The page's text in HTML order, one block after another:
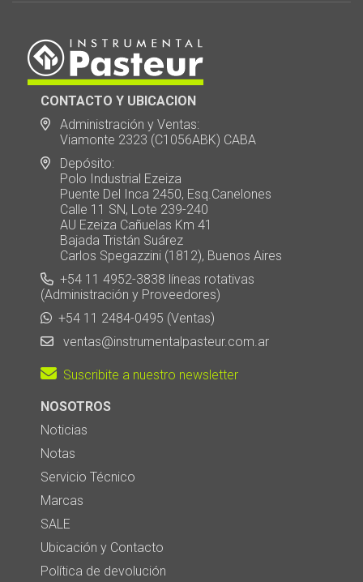
CONTACTO Y UBICACION
Administración y Ventas:
Viamonte 2323 (C1056ABK) CABA
Depósito:
Polo Industrial Ezeiza
Puente Del Inca 2450, Esq.Canelones
Calle 11 SN, Lote 239-240
AU Ezeiza Cañuelas Km 41
Bajada Tristán Suárez
Carlos Spegazzini (1812), Buenos Aires
+54 11 4952-3838 líneas rotativas
(Administración y Proveedores)
+54 11 2484-0495 (Ventas)
ventas@instrumentalpasteur.com.ar
Suscribite a nuestro newsletter
NOSOTROS
Noticias
Notas
Servicio Técnico
Marcas
SALE
Ubicación y Contacto
Política de devolución